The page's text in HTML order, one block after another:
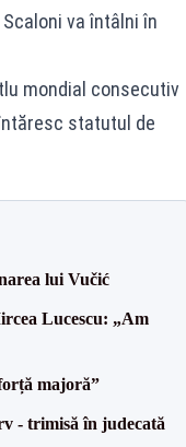
va întâlni în
mondial consecutiv
statutul de
lui Vučić
Lucescu: „Am
majoră”
- trimisă în judecată